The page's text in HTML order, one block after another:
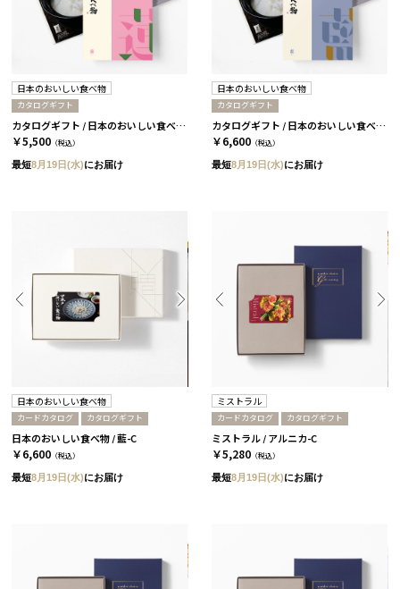
日本のおいしい食べ物
カタログギフト
カタログギフト / 日本のおいしい食べ物 全9種類 蓮
￥5,500 （税込）
最短8月19日(水)にお届け
日本のおいしい食べ物
カタログギフト
カタログギフト / 日本のおいしい食べ物 全9種類 藍
￥6,600 （税込）
最短8月19日(水)にお届け
日本のおいしい食べ物
カードカタログ カタログギフト
日本のおいしい食べ物 / 藍-C
￥6,600 （税込）
最短8月19日(水)にお届け
ミストラル
カードカタログ カタログギフト
ミストラル / アルニカ-C
￥5,280 （税込）
最短8月19日(水)にお届け